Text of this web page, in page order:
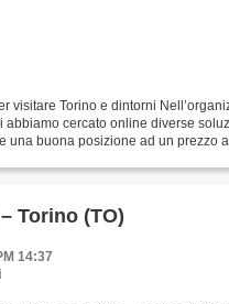
visitare Torino e dintorni
abbiamo cercato online diverse
una buona posizione ad un prezzo
Torino (TO)
14:37